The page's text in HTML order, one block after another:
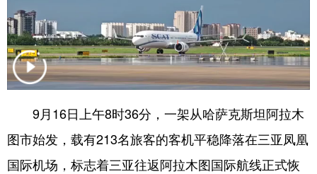
9月16日上午8时36分，一架从哈萨克斯坦阿拉木
图市始发，载有213名旅客的客机平稳降落在三亚凤凰
国际机场，标志着三亚往返阿拉木图国际航线正式恢